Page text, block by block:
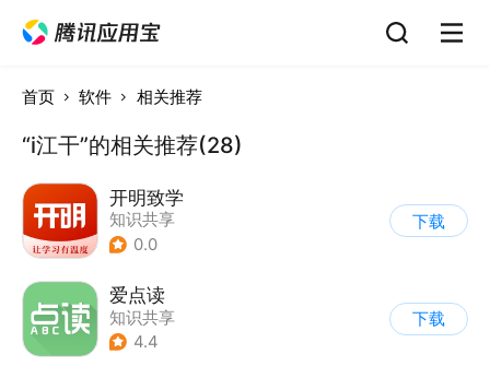
首页 软件 相关推荐
“i江干”的相关推荐(28)
开明致学
知识共享
0.0
下载
爱点读
知识共享
4.4
下载